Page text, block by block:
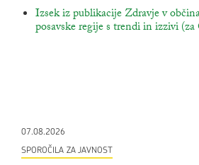
povezava na dokument
Izsek iz publikacije Zdravje v
posavske regije s trendi in izzivi
07.08.2026
SPOROČILA ZA JAVNOST